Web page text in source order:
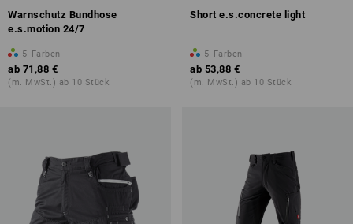
Warnschutz Bundhose
e.s.motion 24/7
5 Farben
ab 71,88 €
(m. MwSt.) ab 10 Stück
Short e.s.concrete light
5 Farben
ab 53,88 €
(m. MwSt.) ab 10 Stück